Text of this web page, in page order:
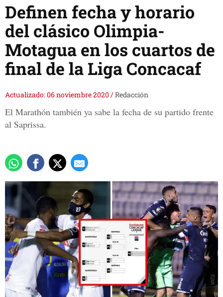
Definen fecha y horario
del clásico Olimpia-
Motagua en los cuartos de
final de la Liga Concacaf
Actualizado: 06 noviembre 2020/Redacción
El Marathón también ya sabe la fecha de su partido frente
al Saprissa.